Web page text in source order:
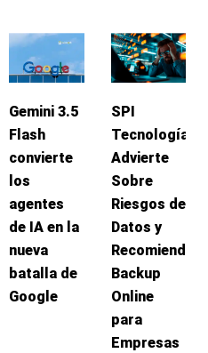
Gemini 3.5
Flash
convierte
los
agentes
de IA en la
nueva
batalla de
Google
SPI
Tecnologías
Advierte
Sobre
Riesgos de
Datos y
Recomienda
Backup
Online
para
Empresas